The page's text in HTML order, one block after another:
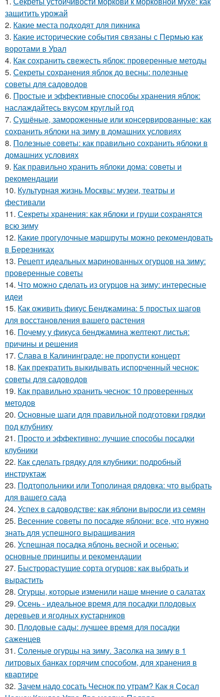
защитить урожай
2. Какие места подходят для пикника
3. Какие исторические события связаны с Пермью как
воротами в Урал
4. Как сохранить свежесть яблок: проверенные методы
5. Секреты сохранения яблок до весны: полезные
советы для садоводов
6. Простые и эффективные способы хранения яблок:
наслаждайтесь вкусом круглый год
7. Сушёные, замороженные или консервированные: как
сохранить яблоки на зиму в домашних условиях
8. Полезные советы: как правильно сохранить яблоки в
домашних условиях
9. Как правильно хранить яблоки дома: советы и
рекомендации
10. Культурная жизнь Москвы: музеи, театры и
фестивали
11. Секреты хранения: как яблоки и груши сохранятся
всю зиму
12. Какие прогулочные маршруты можно рекомендовать
в Березниках
13. Рецепт идеальных маринованных огурцов на зиму:
проверенные советы
14. Что можно сделать из огурцов на зиму: интересные
идеи
15. Как оживить фикус Бенджамина: 5 простых шагов
для восстановления вашего растения
16. Почему у фикуса бенджамина желтеют листья:
причины и решения
17. Слава в Калининграде: не пропусти концерт
18. Как прекратить выкидывать испорченный чеснок:
советы для садоводов
19. Как правильно хранить чеснок: 10 проверенных
методов
20. Основные шаги для правильной подготовки грядки
под клубнику
21. Просто и эффективно: лучшие способы посадки
клубники
22. Как сделать грядку для клубники: подробный
инструктаж
23. Подтопольники или Тополиная рядовка: что выбрать
для вашего сада
24. Успех в садоводстве: как яблони выросли из семян
25. Весенние советы по посадке яблони: все, что нужно
знать для успешного выращивания
26. Успешная посадка яблонь весной и осенью:
основные принципы и рекомендации
27. Быстрорастущие сорта огурцов: как выбрать и
вырастить
28. Огурцы, которые изменили наше мнение о салатах
29. Осень - идеальное время для посадки плодовых
деревьев и ягодных кустарников
30. Плодовые сады: лучшее время для посадки
саженцев
31. Соленые огурцы на зиму. Засолка на зиму в 1
литровых банках горячим способом, для хранения в
квартире
32. Зачем надо сосать Чеснок по утрам? Как я Сосал